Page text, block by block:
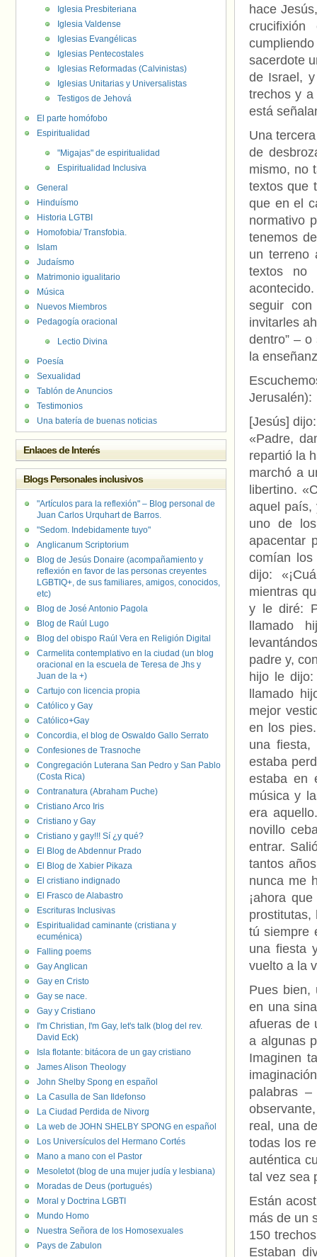
hace
sacerdote
de Israel,
trechos y a
está
Una
de
mismo, no
textos que
que en el
normativo
tenemos
un terreno
textos no
seguir
invitarles
dentro” –
la
Jerusalén):
[Jesús]
«Padre,
repartió la
marchó a
libertino.
aquel país,
uno de
apacentar
comían
dijo:
mientras
y le diré:
llamado
padre y,
hijo le
llamado
mejor
en los
una
estaba
estaba en
música y
era
novillo
entrar.
tantos
nunca me
¡ahora
prostitutas,
tú siempre
una fiesta
vuelto a la
Pues bien,
en una
afueras de
a algunas
Imaginen
palabras
real, una
todas los
auténtica
tal vez sea
Están
más de un
150
Estaban
Iglesia Presbiteriana
Iglesia Valdense
Iglesias Evangélicas
Iglesias Pentecostales
Iglesias Reformadas (Calvinistas)
Iglesias Unitarias y Universalistas
Testigos de Jehová
El parte homófobo
Espiritualidad
"Migajas" de espiritualidad
Espiritualidad Inclusiva
General
Hinduísmo
Historia LGTBI
Homofobia/ Transfobia.
Islam
Judaísmo
Matrimonio igualitario
Música
Nuevos Miembros
Pedagogía oracional
Lectio Divina
Poesía
Sexualidad
Tablón de Anuncios
Testimonios
Una batería de buenas noticias
Enlaces de Interés
Blogs Personales inclusivos
"Artículos para la reflexión" – Blog personal de
Juan Carlos Urquhart de Barros.
"Sedom. Indebidamente tuyo"
Anglicanum Scriptorium
Blog de Jesús Donaire (acompañamiento y
reflexión en favor de las personas creyentes
LGBTIQ+, de sus familiares, amigos, conocidos,
etc)
Blog de José Antonio Pagola
Blog de Raúl Lugo
Blog del obispo Raúl Vera en Religión Digital
Carmelita contemplativo en la ciudad (un blog
oracional en la escuela de Teresa de Jhs y
Juan de la +)
Cartujo con licencia propia
Católico y Gay
Católico+Gay
Concordia, el blog de Oswaldo Gallo Serrato
Confesiones de Trasnoche
Congregación Luterana San Pedro y San Pablo
(Costa Rica)
Contranatura (Abraham Puche)
Cristiano Arco Iris
Cristiano y Gay
Cristiano y gay!!! Sí ¿y qué?
El Blog de Abdennur Prado
El Blog de Xabier Pikaza
El cristiano indignado
El Frasco de Alabastro
Escrituras Inclusivas
Espiritualidad caminante (cristiana y
ecuménica)
Falling poems
Gay Anglican
Gay en Cristo
Gay se nace.
Gay y Cristiano
I'm Christian, I'm Gay, let's talk (blog del rev.
David Eck)
Isla flotante: bitácora de un gay cristiano
James Alison Theology
John Shelby Spong en español
La Casulla de San Ildefonso
La Ciudad Perdida de Nivorg
La web de JOHN SHELBY SPONG en español
Los Universículos del Hermano Cortés
Mano a mano con el Pastor
Mesoletot (blog de una mujer judía y lesbiana)
Moradas de Deus (portugués)
Moral y Doctrina LGBTI
Mundo Homo
Nuestra Señora de los Homosexuales
Pays de Zabulon